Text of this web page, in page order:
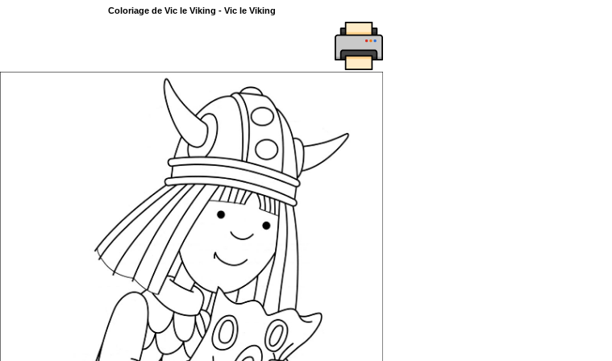
Coloriage de Vic le Viking - Vic le Viking